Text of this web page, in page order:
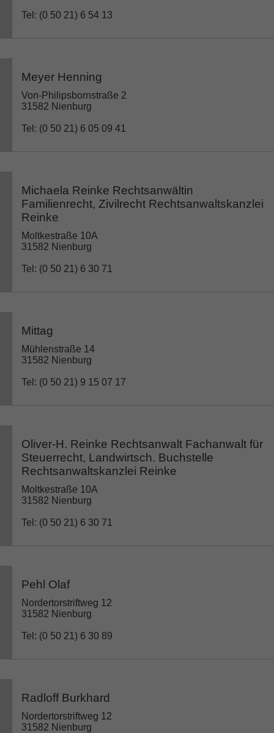
Tel: (0 50 21) 6 54 13
Meyer Henning
Von-Philipsbornstraße 2
31582 Nienburg
Tel: (0 50 21) 6 05 09 41
Michaela Reinke Rechtsanwältin
Familienrecht, Zivilrecht Rechtsanwaltskanzlei
Reinke
Moltkestraße 10A
31582 Nienburg
Tel: (0 50 21) 6 30 71
Mittag
Mühlenstraße 14
31582 Nienburg
Tel: (0 50 21) 9 15 07 17
Oliver-H. Reinke Rechtsanwalt Fachanwalt für
Steuerrecht, Landwirtsch. Buchstelle
Rechtsanwaltskanzlei Reinke
Moltkestraße 10A
31582 Nienburg
Tel: (0 50 21) 6 30 71
Pehl Olaf
Nordertorstriftweg 12
31582 Nienburg
Tel: (0 50 21) 6 30 89
Radloff Burkhard
Nordertorstriftweg 12
31582 Nienburg